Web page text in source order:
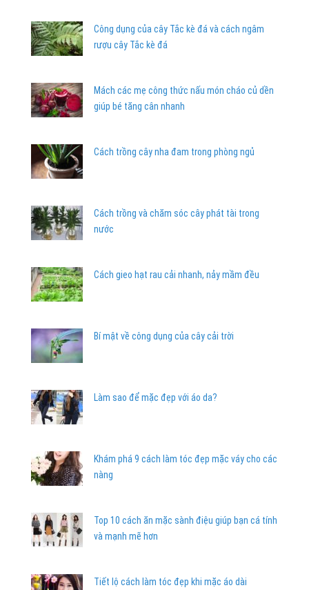
Công dụng của cây Tắc kè đá và cách ngâm
rượu cây Tắc kè đá
Mách các mẹ công thức nấu món cháo củ dền
giúp bé tăng cân nhanh
Cách trồng cây nha đam trong phòng ngủ
Cách trồng và chăm sóc cây phát tài trong
nước
Cách gieo hạt rau cải nhanh, nảy mầm đều
Bí mật về công dụng của cây cải trời
Làm sao để mặc đẹp với áo da?
Khám phá 9 cách làm tóc đẹp mặc váy cho các
nàng
Top 10 cách ăn mặc sành điệu giúp bạn cá tính
và mạnh mẽ hơn
Tiết lộ cách làm tóc đẹp khi mặc áo dài